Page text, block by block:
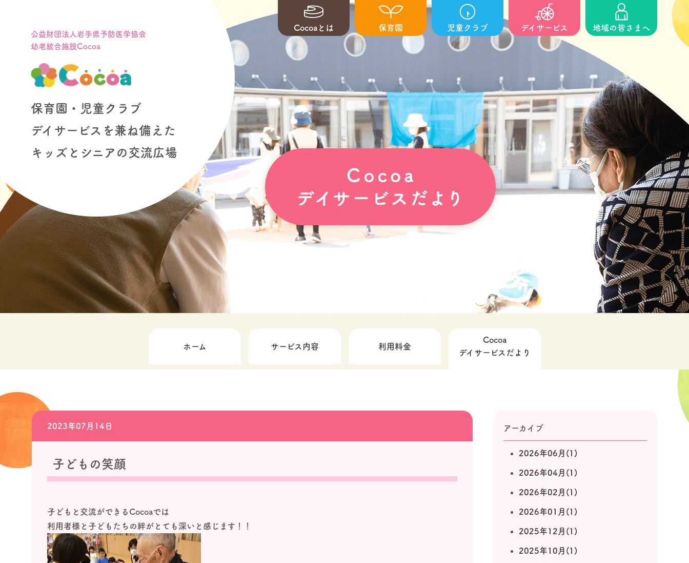
公益財団法人岩手県予防医学協会
幼老統合施設Cocoa
保育園・児童クラブ
デイサービスを兼ね備えた
キッズとシニアの交流広場
Cocoaとは 保育園 児童クラブ デイサービス 地域の皆さまへ
ホーム サービス内容 利用料金
Cocoa
デイサービスだより
2023年07月14日
子どもの笑顔
子どもと交流ができる Cocoaでは
利用者様と子どもたちの絆がとても深いと感じます！！
アーカイブ
2026年06月(1)
2026年04月(1)
2026年02月(1)
2026年01月(1)
2025年12月(1)
2025年10月(1)